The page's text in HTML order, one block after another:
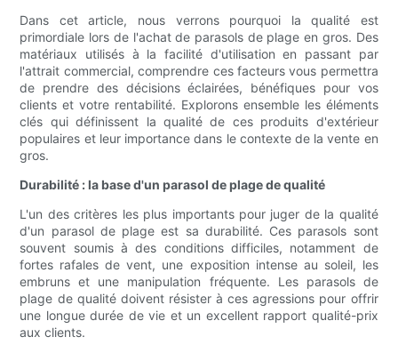
Dans cet article, nous verrons pourquoi la qualité est
primordiale lors de l'achat de parasols de plage en gros. Des
matériaux utilisés à la facilité d'utilisation en passant par
l'attrait commercial, comprendre ces facteurs vous permettra
de prendre des décisions éclairées, bénéfiques pour vos
clients et votre rentabilité. Explorons ensemble les éléments
clés qui définissent la qualité de ces produits d'extérieur
populaires et leur importance dans le contexte de la vente en
gros.
Durabilité : la base d'un parasol de plage de qualité
L'un des critères les plus importants pour juger de la qualité
d'un parasol de plage est sa durabilité. Ces parasols sont
souvent soumis à des conditions difficiles, notamment de
fortes rafales de vent, une exposition intense au soleil, les
embruns et une manipulation fréquente. Les parasols de
plage de qualité doivent résister à ces agressions pour offrir
une longue durée de vie et un excellent rapport qualité-prix
aux clients.